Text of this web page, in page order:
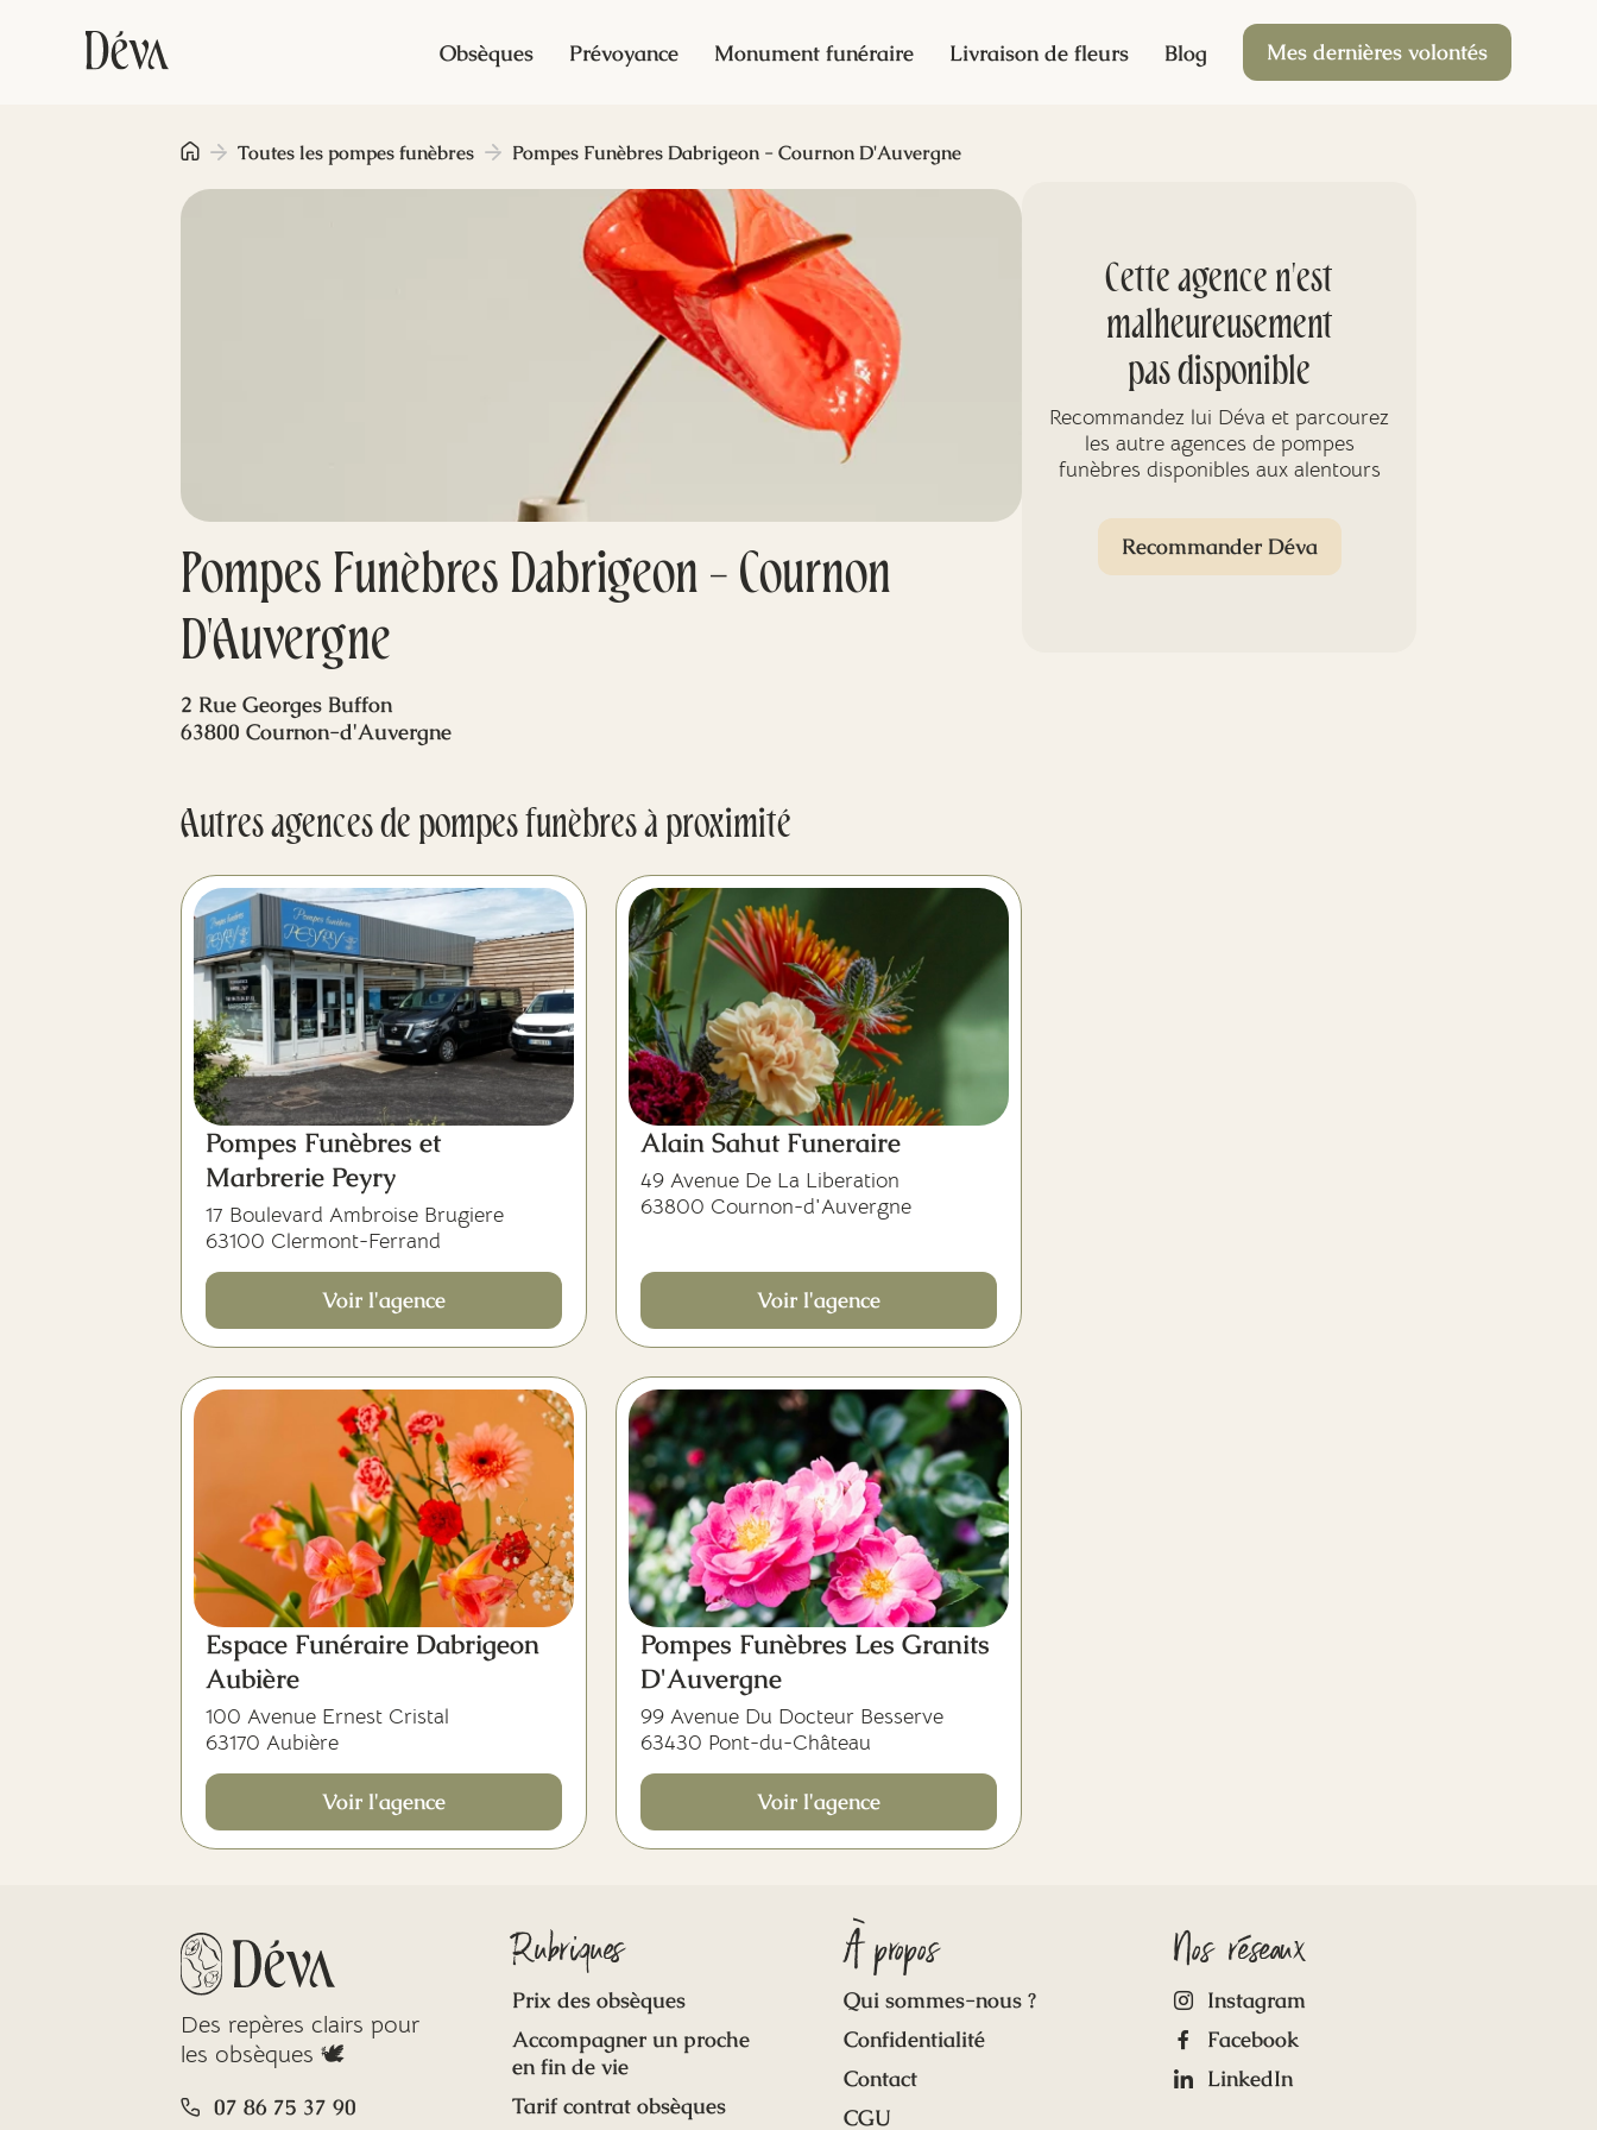
Obsèques Prévoyance Monument funéraire Livraison de fleurs Blog Mes dernières volontés
Pompes Funèbres Dabrigeon - Cournon
D'Auvergne
Toutes les pompes funèbres Pompes Funèbres Dabrigeon - Cournon D'Auvergne
2 Rue Georges Buffon
63800 Cournon-d'Auvergne
Autres agences de pompes funèbres à proximité
Pompes Funèbres et
Marbrerie Peyry
17 Boulevard Ambroise Brugiere
63100 Clermont-Ferrand
Voir l'agence
Alain Sahut Funeraire
49 Avenue De La Liberation
63800 Cournon-d'Auvergne
Voir l'agence
Espace Funéraire Dabrigeon
Aubière
100 Avenue Ernest Cristal
63170 Aubière
Voir l'agence
Pompes Funèbres Les Granits
D'Auvergne
99 Avenue Du Docteur Besserve
63430 Pont-du-Château
Voir l'agence
Cette agence n'est
malheureusement
pas disponible
Recommandez lui Déva et parcourez
les autre agences de pompes
funèbres disponibles aux alentours
Recommander Déva
Des repères clairs pour
les obsèques 🕊️
07 86 75 37 90
Rubriques
Prix des obsèques
Accompagner un proche
en fin de vie
Tarif contrat obsèques
À propos
Qui sommes-nous ?
Confidentialité
Contact
CGU
Nos réseaux
Instagram
Facebook
LinkedIn